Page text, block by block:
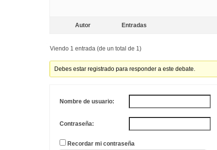
Autor Entradas
Viendo 1 entrada (de un total de 1)
Debes estar registrado para responder a este debate.
Nombre de usuario:
Contraseña:
Recordar mi contraseña